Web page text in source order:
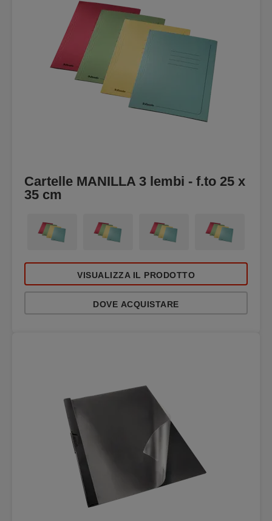
Cartelle MANILLA 3 lembi - f.to 25 x
35 cm
VISUALIZZA IL PRODOTTO
DOVE ACQUISTARE